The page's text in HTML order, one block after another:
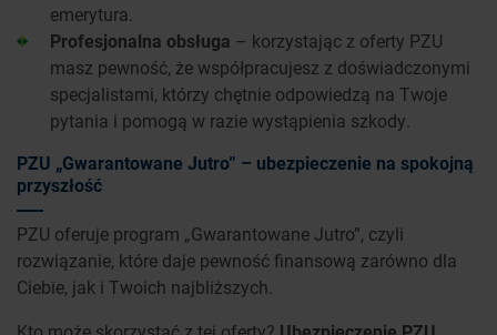
emerytura.
Profesjonalna obsługa – korzystając z oferty PZU
masz pewność, że współpracujesz z doświadczonymi
specjalistami, którzy chętnie odpowiedzą na Twoje
pytania i pomogą w razie wystąpienia szkody.
PZU „Gwarantowane Jutro” – ubezpieczenie na spokojną
przyszłość
PZU oferuje program „Gwarantowane Jutro”, czyli
rozwiązanie, które daje pewność finansową zarówno dla
Ciebie, jak i Twoich najbliższych.